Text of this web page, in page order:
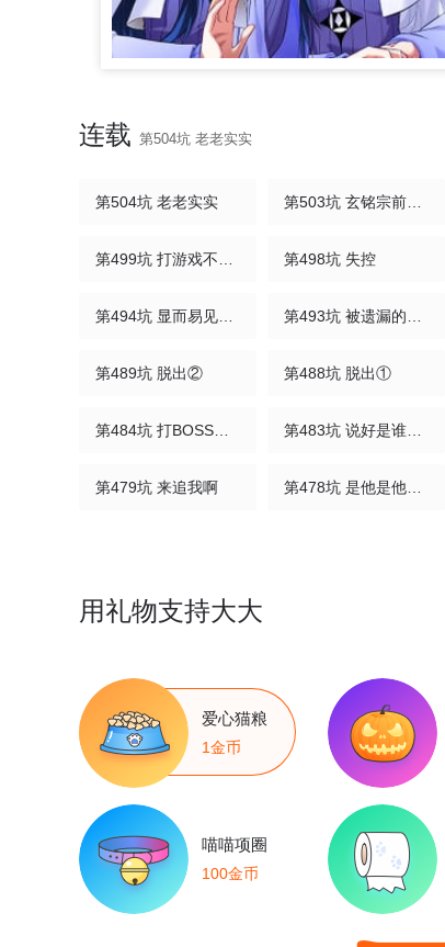
连载 第504坑 老老实实
第504坑 老老实实
第498坑 失控
第489坑 脱出② 第488坑 脱出①
第479坑 来追我啊
第469坑 互相欺骗
第460坑 三路的世界 第459坑 是敌？是友？
第456坑 别想活（上） 第455坑 回到正轨?（下）
第451坑 我就知道
第446坑 只可惜——
用礼物支持大大
爱心猫粮
1金币
喵喵项圈
100金币